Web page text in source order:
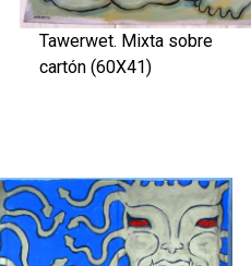
Tawerwet. Mixta sobre
cartón (60X41)